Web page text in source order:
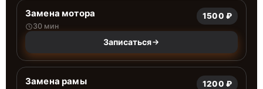
Замена мотора
30 мин
1500 ₽
Записаться
Замена рамы 1200 ₽